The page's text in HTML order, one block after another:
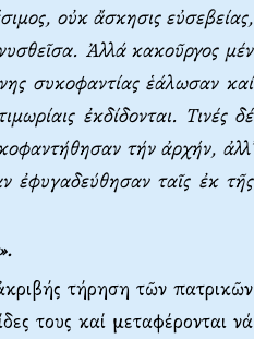
οὐκ ἄσκησις εὐσεβείας,
Ἀλλά κακοῦργος μέν
συκοφαντίας ἑάλωσαν καί
ἐκδίδονται. Tινές δέ
τήν ἀρχήν, ἀλλ᾽
ἐφυγαδεύθησαν ταῖς ἐκ τῆς
τήρηση τῶν πατρικῶν
τους καί μεταφέρονται νά